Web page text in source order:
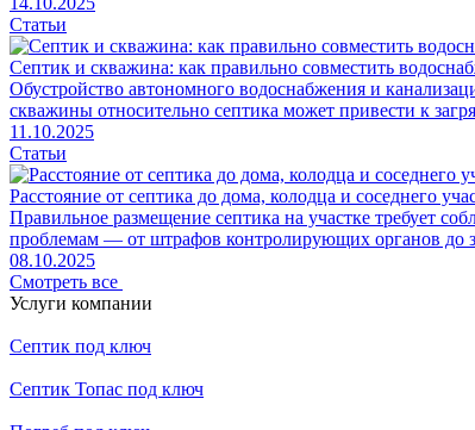
Статьи
Септик и скважина: как правильно совместить
Обустройство автономного водоснабжения и
скважины относительно септика может привести к
11.10.2025
Статьи
Расстояние от септика до дома, колодца и соседнего
Правильное размещение септика на участке требует
проблемам — от штрафов контролирующих органов до
08.10.2025
Смотреть все
Услуги компании
Септик под ключ
Септик Топас под ключ